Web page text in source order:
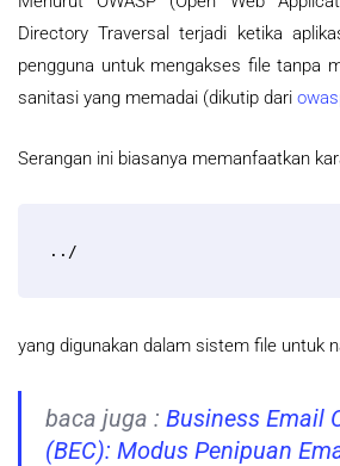
Directory Traversal terjadi ketika
pengguna untuk mengakses file tanpa
sanitasi yang memadai (dikutip dari
Serangan ini biasanya memanfaatkan
../
yang digunakan dalam sistem file untuk
baca juga : Business Email
(BEC): Modus Penipuan